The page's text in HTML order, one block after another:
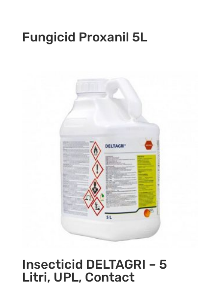
Fungicid Proxanil 5L
Insecticid DELTAGRI – 5
Litri, UPL, Contact